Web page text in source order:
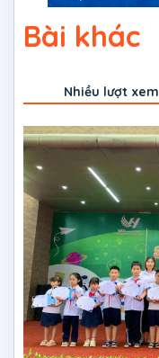
Bài khác
Nhiều lượt xem